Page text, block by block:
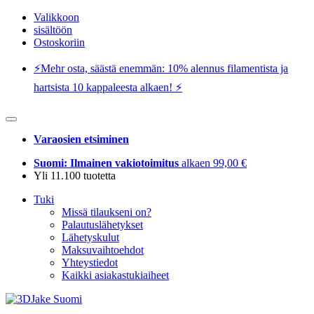
Valikkoon
sisältöön
Ostoskoriin
⚡️Mehr osta, säästä enemmän: 10% alennus filamentista ja
hartsista 10 kappaleesta alkaen! ⚡️
Varaosien etsiminen
Suomi: Ilmainen vakiotoimitus alkaen 99,00 €
Yli 11.100 tuotetta
Tuki
Missä tilaukseni on?
Palautuslähetykset
Lähetyskulut
Maksuvaihtoehdot
Yhteystiedot
Kaikki asiakastukiaiheet